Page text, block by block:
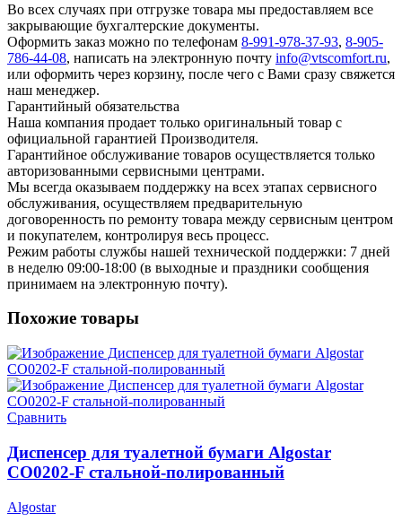
Во всех случаях при отгрузке товара мы предоставляем все
закрывающие бухгалтерские документы.
Оформить заказ можно по телефонам 8-991-978-37-93, 8-905-
786-44-08, написать на электронную почту info@vtscomfort.ru,
или оформить через корзину, после чего с Вами сразу свяжется
наш менеджер.
Гарантийный обязательства
Наша компания продает только оригинальный товар с
официальной гарантией Производителя.
Гарантийное обслуживание товаров осуществляется только
авторизованными сервисными центрами.
Мы всегда оказываем поддержку на всех этапах сервисного
обслуживания, осуществляем предварительную
договоренность по ремонту товара между сервисным центром
и покупателем, контролируя весь процесс.
Режим работы службы нашей технической поддержки: 7 дней
в неделю 09:00-18:00 (в выходные и праздники сообщения
принимаем на электронную почту).
Похожие товары
Сравнить
Диспенсер для туалетной бумаги Algostar
CO0202-F стальной-полированный
Algostar